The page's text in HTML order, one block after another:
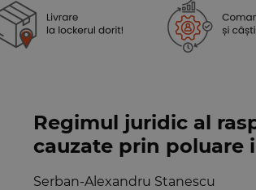
Regimul juridic al
cauzate prin
Serban-Alexandru Stanescu